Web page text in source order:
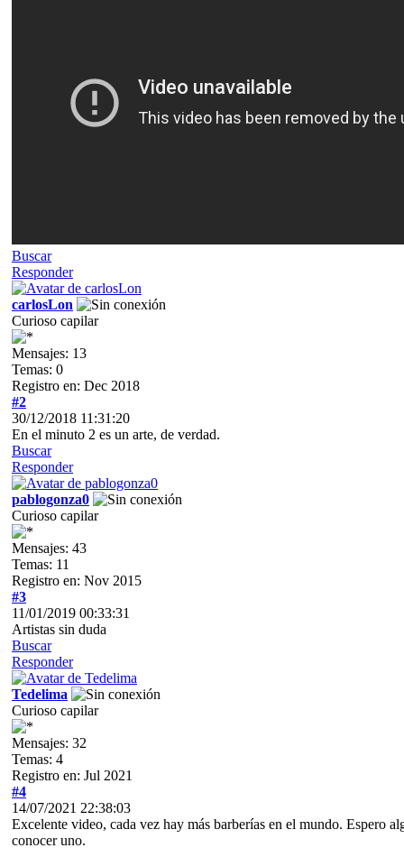
Buscar
Responder
carlosLon
Curioso capilar
Mensajes: 13
Temas: 0
Registro en: Dec 2018
#2
30/12/2018 11:31:20
En el minuto 2 es un arte, de verdad.
Buscar
Responder
pablogonza0
Curioso capilar
Mensajes: 43
Temas: 11
Registro en: Nov 2015
#3
11/01/2019 00:33:31
Artistas sin duda
Buscar
Responder
Tedelima
Curioso capilar
Mensajes: 32
Temas: 4
Registro en: Jul 2021
#4
14/07/2021 22:38:03
Excelente video, cada vez hay más barberías en el mundo. Espero
conocer uno.